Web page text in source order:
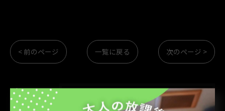
< 前のページ 一覧に戻る 次のページ >
カテゴリー CATEGORIES